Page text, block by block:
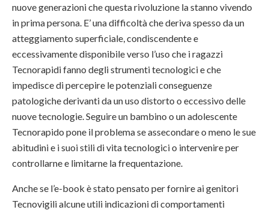
nuove generazioni che questa rivoluzione la stanno vivendo
in prima persona. E’ una difficoltà che deriva spesso da un
atteggiamento superficiale, condiscendente e
eccessivamente disponibile verso l’uso che i ragazzi
Tecnorapidi fanno degli strumenti tecnologici e che
impedisce di percepire le potenziali conseguenze
patologiche derivanti da un uso distorto o eccessivo delle
nuove tecnologie. Seguire un bambino o un adolescente
Tecnorapido pone il problema se assecondare o meno le sue
abitudini e i suoi stili di vita tecnologici o intervenire per
controllarne e limitarne la frequentazione.
Anche se l’e-book è stato pensato per fornire ai genitori
Tecnovigili alcune utili indicazioni di comportamenti